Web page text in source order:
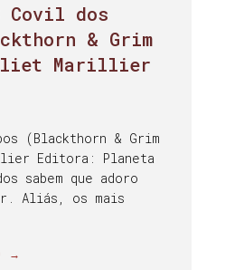
Covil dos
& Grim
Marillier
(Blackthorn & Grim
Editora: Planeta
sabem que adoro
Aliás, os mais
→